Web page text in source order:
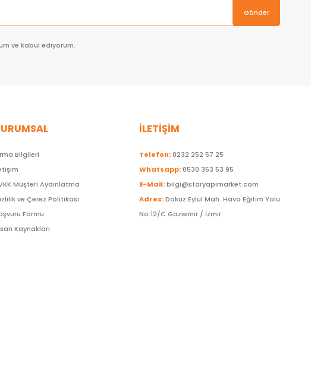
Gönder
ve kabul ediyorum.
Bilgileri
Müşteri Aydınlatma
ve Çerez Politikası
Formu
Kaynakları
İLETİŞİM
Telefon:0232 252 57 25
Whatsapp:0530 353 53 95
E-Mail:bilgi@staryapimarket.com
Adres:Dokuz Eylül Mah. Hava Eğitim Yolu
No:12/C Gaziemir / İzmir